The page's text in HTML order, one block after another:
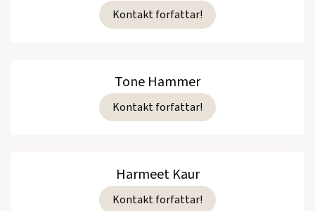
Kontakt forfattar!
Tone Hammer
Kontakt forfattar!
Harmeet Kaur
Kontakt forfattar!